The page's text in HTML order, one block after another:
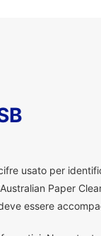
usato per
Paper
essere